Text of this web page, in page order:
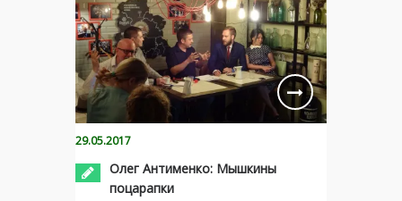
29.05.2017
Олег Антименко: Мышкины
поцарапки